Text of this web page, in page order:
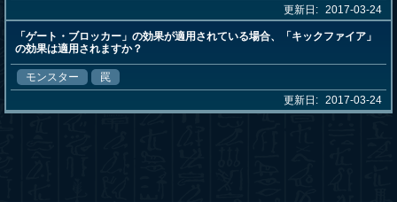
更新日: 2017-03-24
「ゲート・ブロッカー」の効果が適用されている場合、「キックファイア」
の効果は適用されますか？
モンスター
罠
更新日: 2017-03-24